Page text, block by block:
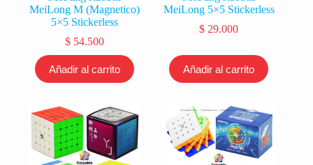
MeiLong M (Magnetico)
5×5 Stickerless
$ 54.500
Añadir al carrito
MeiLong 5×5 Stickerless
$ 29.000
Añadir al carrito